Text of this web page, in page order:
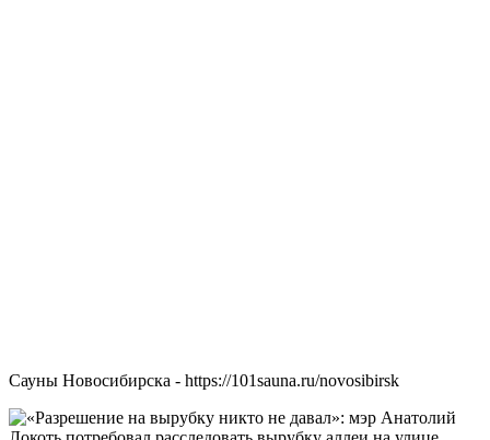
Сауны Новосибирска - https://101sauna.ru/novosibirsk